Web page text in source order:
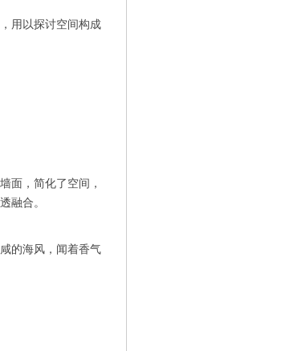
用以探讨空间构成
面，简化了空间，
融合。
的海风，闻着香气